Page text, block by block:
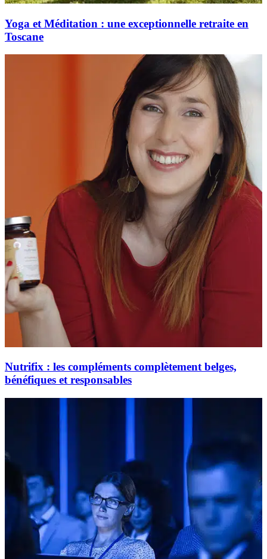
Yoga et Méditation : une exceptionnelle retraite en
Toscane
Nutrifix : les compléments complètement belges,
bénéfiques et responsables